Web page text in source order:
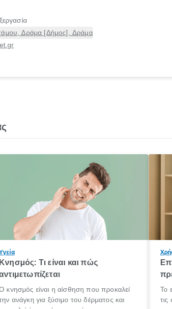
Δράμα [Δήμος], Δράμα
Κνησμός: Τι είναι και πώς
κνησμός είναι η αίσθηση που προκαλεί
ανάγκη για ξύσιμο του δέρματος και
Το